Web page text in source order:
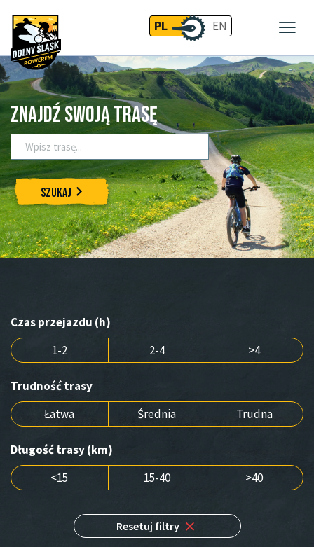
PL EN
Znajdź swoją trasę
Szukaj
Czas przejazdu (h)
1-2
2-4 >4
Trudność trasy
Łatwa
Średnia Trudna
Długość trasy (km)
<15
15-40 >40
Resetuj filtry